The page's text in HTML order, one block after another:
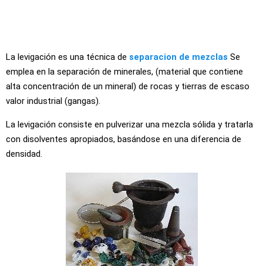
La levigación es una técnica de separacion de mezclas Se
emplea en la separación de minerales, (material que contiene
alta concentración de un mineral) de rocas y tierras de escaso
valor industrial (gangas).
La levigación consiste en pulverizar una mezcla sólida y tratarla
con disolventes apropiados, basándose en una diferencia de
densidad.